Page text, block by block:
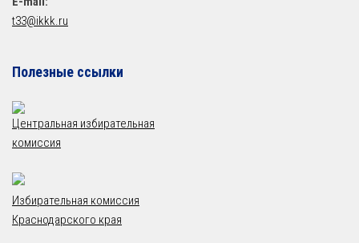
t33@ikkk.ru
Полезные ссылки
Центральная избирательная
комиссия
Избирательная комиссия
Краснодарского края